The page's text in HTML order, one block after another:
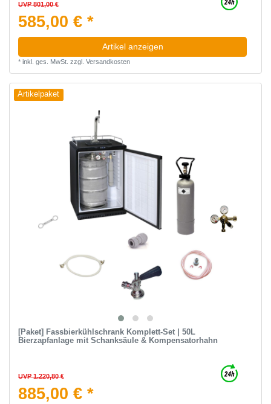
UVP 801,00 €
585,00 € *
Artikel anzeigen
* inkl. ges. MwSt. zzgl. Versandkosten
Artikelpaket
[Paket] Fassbierkühlschrank Komplett-Set | 50L
Bierzapfanlage mit Schanksäule & Kompensatorhahn
UVP 1.220,80 €
885,00 € *